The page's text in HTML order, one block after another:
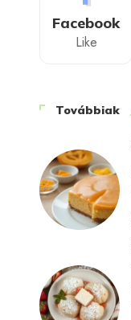
Facebook
Like
Továbbiak